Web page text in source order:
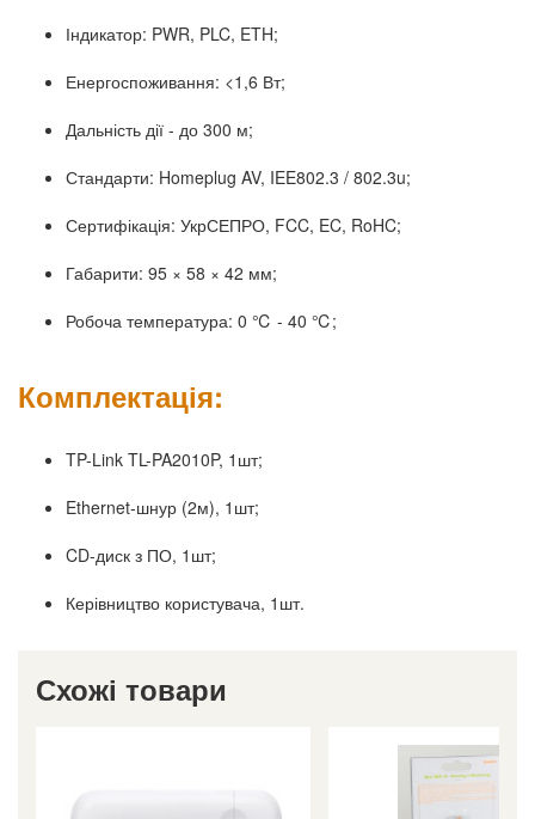
Індикатор: PWR, PLC, ETH;
Енергоспоживання: <1,6 Вт;
Дальність дії - до 300 м;
Стандарти: Homeplug AV, IEE802.3 / 802.3u;
Сертифікація: УкрСЕПРО, FCC, EC, RoHC;
Габарити: 95 × 58 × 42 мм;
Робоча температура: 0 ℃ - 40 ℃;
Комплектація:
TP-Link TL-PA2010P, 1шт;
Ethernet-шнур (2м), 1шт;
CD-диск з ПО, 1шт;
Керівництво користувача, 1шт.
Схожі товари